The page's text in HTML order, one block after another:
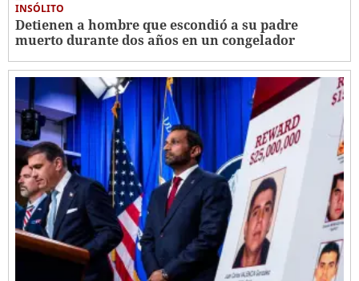
INSÓLITO
Detienen a hombre que escondió a su padre
muerto durante dos años en un congelador